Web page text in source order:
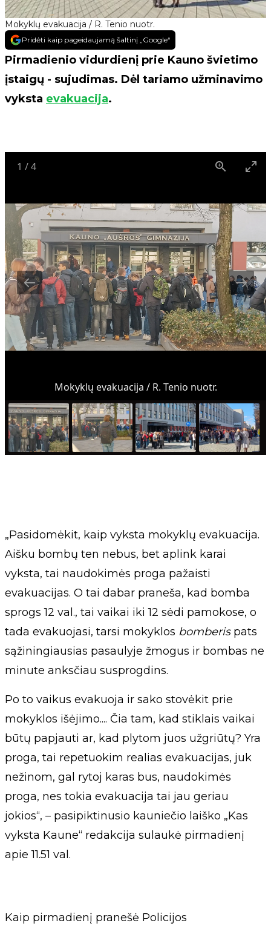
Mokyklų evakuacija / R. Tenio nuotr.
Pridėti kaip pageidaujamą šaltinį „Google“
Pirmadienio vidurdienį prie Kauno švietimo
įstaigų - sujudimas. Dėl tariamo užminavimo
vyksta evakuacija.
1 /4
Mokyklų evakuacija / R. Tenio nuotr.
„Pasidomėkit, kaip vyksta mokyklų evakuacija.
Aišku bombų ten nebus, bet aplink karai
vyksta, tai naudokimės proga pažaisti
evakuacijas. O tai dabar praneša, kad bomba
sprogs 12 val., tai vaikai iki 12 sėdi pamokose, o
tada evakuojasi, tarsi mokyklos bomberispats
sąžiningiausias pasaulyje žmogus ir bombas ne
minute anksčiau susprogdins.
Po to vaikus evakuoja ir sako stovėkit prie
mokyklos išėjimo.... Čia tam, kad stiklais vaikai
būtų papjauti ar, kad plytom juos užgriūtų? Yra
proga, tai repetuokim realias evakuacijas, juk
nežinom, gal rytoj karas bus, naudokimės
proga, nes tokia evakuacija tai jau geriau
jokios“, – pasipiktinusio kauniečio laiško „Kas
vyksta Kaune“ redakcija sulaukė pirmadienį
apie 11.51 val.
Kaip pirmadienį pranešė Policijos